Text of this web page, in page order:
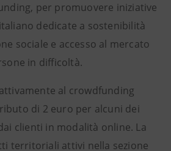
per promuovere iniziative
dedicate a sostenibilità
sociale e accesso al mercato
in difficoltà.
al crowdfunding
di 2 euro per alcuni dei
clienti in modalità online. La
territoriali attivi nella sezione